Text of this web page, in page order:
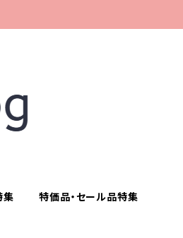
集 特価品・セール品特集